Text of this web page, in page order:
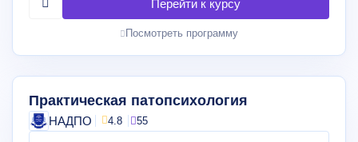
Посмотреть программу
Практическая патопсихология
НАДПО 4.8 55